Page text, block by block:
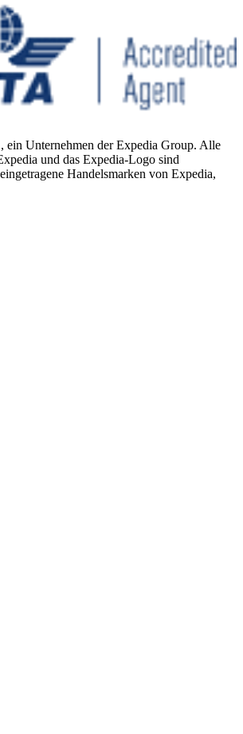
ein Unternehmen der Expedia Group. Alle
und das Expedia-Logo sind
Handelsmarken von Expedia,